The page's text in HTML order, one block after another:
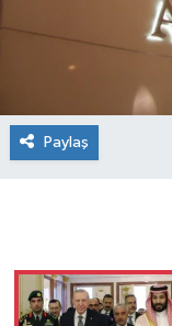
Paylaş